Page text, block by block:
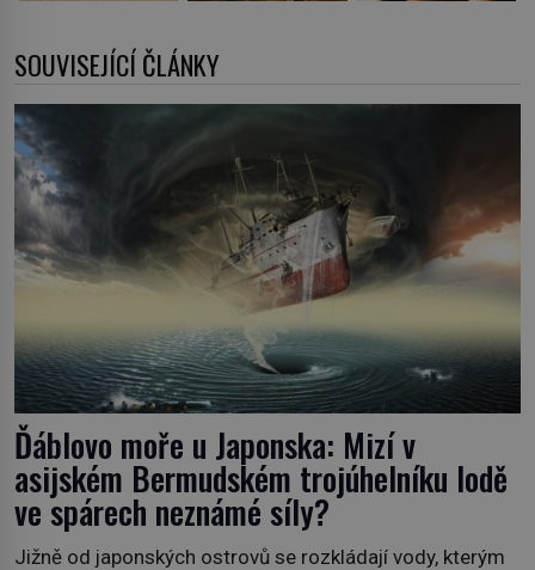
SOUVISEJÍCÍ ČLÁNKY
Ďáblovo moře u Japonska: Mizí v
asijském Bermudském trojúhelníku lodě
ve spárech neznámé síly?
Jižně od japonských ostrovů se rozkládají vody, kterým